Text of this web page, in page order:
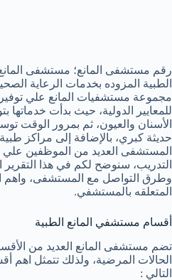
رقم مستشفى المانع؛ مستشفى
الطبية المزوده بخدمات الرعاية
مجموعة مستشفيات المانع علي توفير
للمعايير الدولية، حيث بدأت خدماتها
الأسنان والعيون، ثم بمرور
حديثة كبري، بالإضافة إلى مراكز
المستشفى العديد من الموظفين
التدريب، سنوضح لكم في هذا
وطرق التواصل مع المستشفى، واهم
المتعلقه بالمستشفي.
أقسام مستشفي المانع الطبية
تضم مستشفى المانع العديد من
الحالات المرضية، ولذلك تتمثل اهم
التالي :